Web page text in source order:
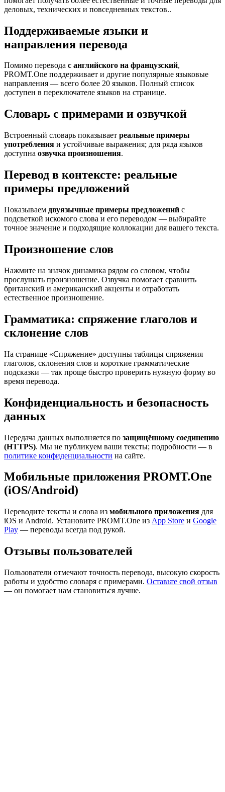
деловых, технических и повседневных текстов..
Поддерживаемые языки и
направления перевода
Помимо перевода с английского на французский,
PROMT.One поддерживает и другие популярные языковые
направления — всего более 20 языков. Полный список
доступен в переключателе языков на странице.
Словарь с примерами и озвучкой
Встроенный словарь показывает реальные примеры
употребления и устойчивые выражения; для ряда языков
доступна озвучка произношения.
Перевод в контексте: реальные
примеры предложений
Показываем двуязычные примеры предложений с
подсветкой искомого слова и его переводом — выбирайте
точное значение и подходящие коллокации для вашего текста.
Произношение слов
Нажмите на значок динамика рядом со словом, чтобы
прослушать произношение. Озвучка помогает сравнить
британский и американский акценты и отработать
естественное произношение.
Грамматика: спряжение глаголов и
склонение слов
На странице «Спряжение» доступны таблицы спряжения
глаголов, склонения слов и короткие грамматические
подсказки — так проще быстро проверить нужную форму во
время перевода.
Конфиденциальность и безопасность
данных
Передача данных выполняется по защищённому соединению
(HTTPS). Мы не публикуем ваши тексты; подробности — в
политике конфиденциальности на сайте.
Мобильные приложения PROMT.One
(iOS/Android)
Переводите тексты и слова из мобильного приложения для
iOS и Android. Установите PROMT.One из App Store и Google
Play — переводы всегда под рукой.
Отзывы пользователей
Пользователи отмечают точность перевода, высокую скорость
работы и удобство словаря с примерами. Оставьте свой отзыв
— он помогает нам становиться лучше.